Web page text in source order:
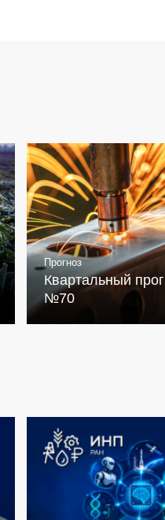
Прогноз
Квартальный
№70